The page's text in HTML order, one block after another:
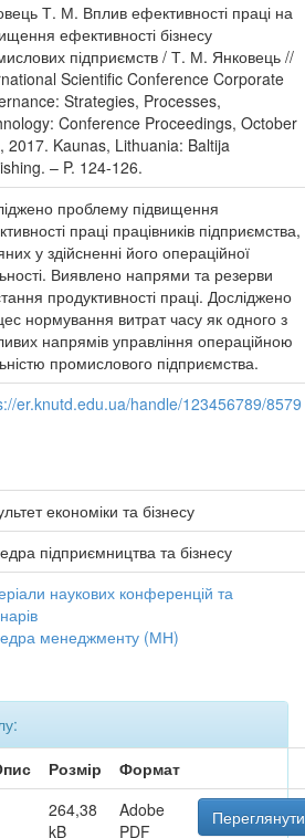
Т. М. Вплив ефективності праці на
ефективності бізнесу
підприємств / Т. М. Янковець //
Scientific Conference Corporate
Strategies, Processes,
Conference Proceedings, October
2017. Kaunas, Lithuania: Baltija
– P. 124-126.
проблему підвищення
праці працівників підприємства,
у здійсненні його операційної
Виявлено напрями та резерви
продуктивності праці. Досліджено
нормування витрат часу як одного з
напрямів управління операційною
промислового підприємства.
er.knutd.edu.ua/handle/123456789/8579
економіки та бізнесу
підприємництва та бізнесу
наукових конференцій та
менеджменту (МН)
Розмір
Формат
264,38
kB
Adobe
PDF